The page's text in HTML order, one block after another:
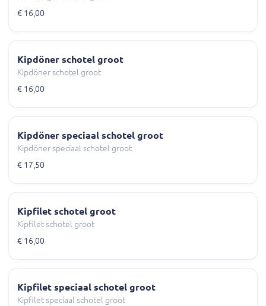
€ 16,00
Kipdöner schotel groot
Kipdöner schotel groot
€ 16,00
Kipdöner speciaal schotel groot
Kipdöner speciaal schotel groot
€ 17,50
Kipfilet schotel groot
Kipfilet schotel groot
€ 16,00
Kipfilet speciaal schotel groot
Kipfilet speciaal schotel groot